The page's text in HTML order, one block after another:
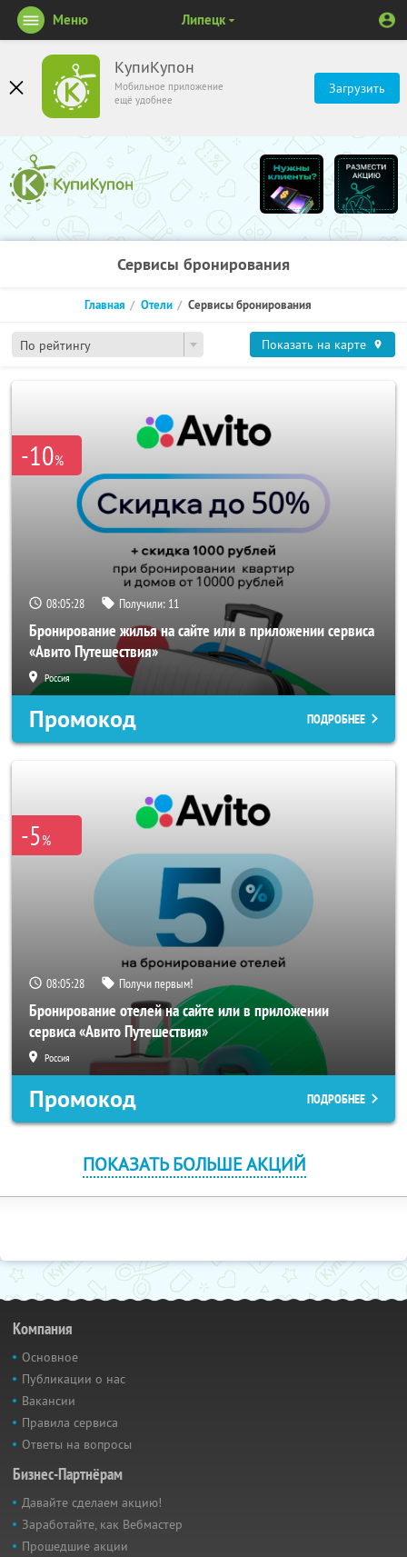
КупиКупон
Мобильное приложение
ещё удобнее
Загрузить
Меню Липецк
Сервисы бронирования
По рейтингу
Главная Отели Сервисы бронирования
Показать на карте
-10%
08:05:28 Получили: 11
Бронирование жилья на сайте или в приложении сервиса
«Авито Путешествия»
Россия
Промокод ПОДРОБНЕЕ
-5%
08:05:28 Получи первым!
Бронирование отелей на сайте или в приложении
сервиса «Авито Путешествия»
Россия
Промокод ПОДРОБНЕЕ
ПОКАЗАТЬ БОЛЬШЕ АКЦИЙ
Компания
Основное
Публикации о нас
Вакансии
Правила сервиса
Ответы на вопросы
Бизнес-Партнёрам
Давайте сделаем акцию!
Заработайте, как Вебмастер
Прошедшие акции